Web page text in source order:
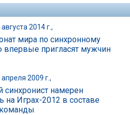
2014 г.,
мира по синхронному
впервые пригласят мужчин
апреля 2009 г.,
синхронист намерен
на Играх-2012 в составе